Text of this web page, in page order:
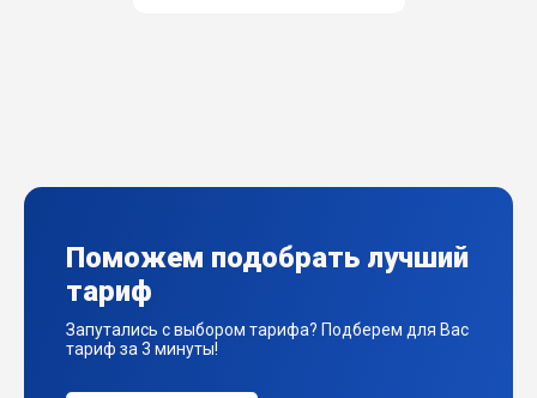
Поможем подобрать лучший
тариф
Запутались с выбором тарифа? Подберем для Вас
тариф за 3 минуты!